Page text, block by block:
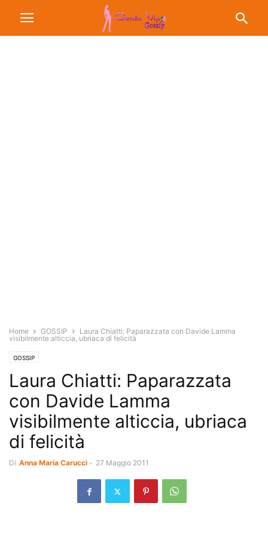
Home GOSSIP
Laura Chiatti: Paparazzata con Davide Lamma
visibilmente alticcia, ubriaca di felicità
GOSSIP
Laura Chiatti: Paparazzata
con Davide Lamma
visibilmente alticcia, ubriaca
di felicità
Di Anna Maria Carucci - 27 Maggio 2011